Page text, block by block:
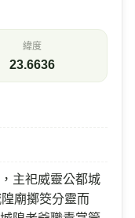
緯度
23.6636
主祀威靈公都城
廟擲筊分靈而